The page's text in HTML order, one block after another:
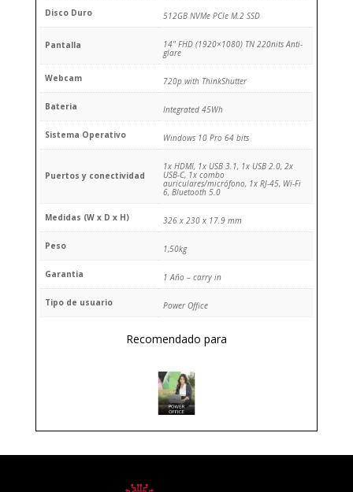
Disco Duro 512GB NVMe PCIe M.2 SSD
Pantalla 14" FHD (1920×1080) TN 220nits Anti-
glare
Webcam 720p with ThinkShutter
Bateria Integrated 45Wh
Sistema Operativo Windows 10 Pro 64 bits
Puertos y conectividad
1x HDMI, 1x USB 3.1, 1x USB 2.0, 2x
USB-C, 1x combo
auriculares/micrófono, 1x RJ-45, Wi-Fi
6, Bluetooth 5.0
Medidas (W x D x H) 326 x 230 x 17.9 mm
Peso 1,50kg
Garantia 1 Año – carry in
Tipo de usuario Power Office
Recomendado para